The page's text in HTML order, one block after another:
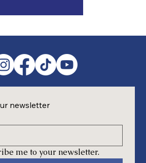
newsletter
me to your newsletter.